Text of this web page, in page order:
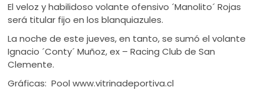
El veloz y habilidoso volante ofensivo ´Manolito´ Rojas
será titular fijo en los blanquiazules.
La noche de este jueves, en tanto, se sumó el volante
Ignacio ´Conty´ Muñoz, ex – Racing Club de San
Clemente.
Gráficas: Pool www.vitrinadeportiva.cl